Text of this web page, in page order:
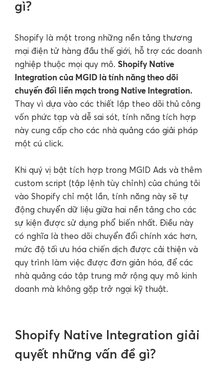
gì?
Shopify là một trong những nền tảng thương
mại điện tử hàng đầu thế giới, hỗ trợ các doanh
nghiệp thuộc mọi quy mô. Shopify Native
Integration của MGID là tính năng theo dõi
chuyển đổi liền mạch trong Native Integration.
Thay vì dựa vào các thiết lập theo dõi thủ công
vốn phức tạp và dễ sai sót, tính năng tích hợp
này cung cấp cho các nhà quảng cáo giải pháp
một cú click.
Khi quý vị bật tích hợp trong MGID Ads và thêm
custom script (tập lệnh tùy chỉnh) của chúng tôi
vào Shopify chỉ một lần, tính năng này sẽ tự
động chuyển dữ liệu giữa hai nền tảng cho các
sự kiện được sử dụng phổ biến nhất. Điều này
có nghĩa là theo dõi chuyển đổi chính xác hơn,
mức độ tối ưu hóa chiến dịch được cải thiện và
quy trình làm việc được đơn giản hóa, để các
nhà quảng cáo tập trung mở rộng quy mô kinh
doanh mà không gặp trở ngại kỹ thuật.
Shopify Native Integration giải
quyết những vấn đề gì?